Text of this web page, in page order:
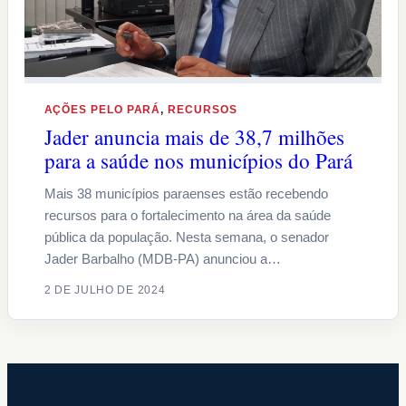
AÇÕES PELO PARÁ, RECURSOS
Jader anuncia mais de 38,7 milhões
para a saúde nos municípios do Pará
Mais 38 municípios paraenses estão recebendo
recursos para o fortalecimento na área da saúde
pública da população. Nesta semana, o senador
Jader Barbalho (MDB-PA) anunciou a…
2 DE JULHO DE 2024